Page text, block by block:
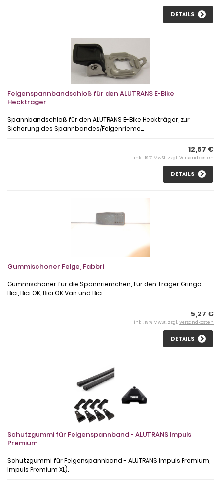
DETAILS
Felgenspannbandschloß für den ALUTRANS E-Bike
Heckträger
Spannbandschloß für den ALUTRANS E-Bike Heckträger, zur
Sicherung des Spannbandes/Felgenrieme...
12,57 €
inkl. 19 % MwSt. zzgl. Versandkosten
DETAILS
Gummischoner Felge, Fabbri
Gummischoner für die Spannriemchen, für den Träger Gringo
Bici, Bici OK, Bici OK Van und Bici...
5,27 €
inkl. 19 % MwSt. zzgl. Versandkosten
DETAILS
Schutzgummi für Felgenspannband - ALUTRANS Impuls
Premium
Schutzgummi für Felgenspannband - ALUTRANS Impuls Premium,
Impuls Premium XL).